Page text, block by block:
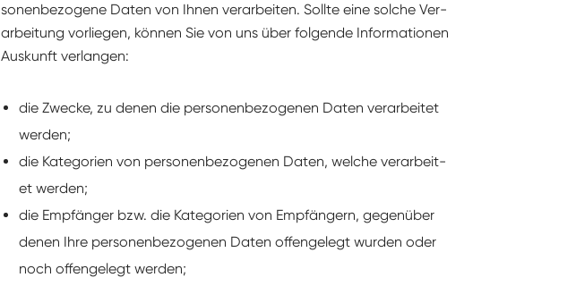
so­n­en­be­zo­gene Dat­en von Ihnen ver­ar­beit­en. Sollte eine solche Ver­
ar­beitung vor­liegen, kön­nen Sie von uns über fol­gende Infor­ma­tio­nen
Auskun­ft verlangen:
die Zwecke, zu denen die per­so­n­en­be­zo­ge­nen Dat­en ver­ar­beit­et
werden;
die Kat­e­gorien von per­so­n­en­be­zo­ge­nen Dat­en, welche ver­ar­beit­
et werden;
die Empfänger bzw. die Kat­e­gorien von Empfängern, gegenüber
denen Ihre per­so­n­en­be­zo­ge­nen Dat­en offen­gelegt wur­den oder
noch offen­gelegt werden;